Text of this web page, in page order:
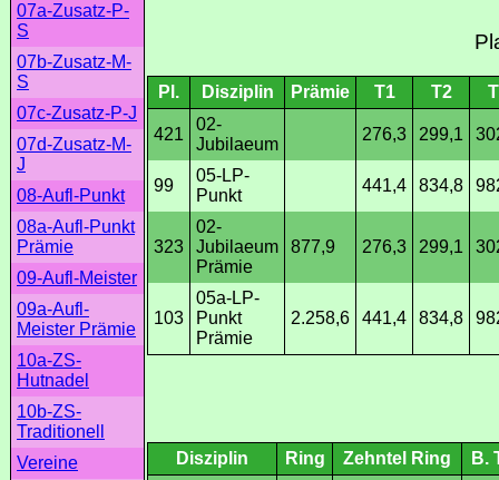
07a-Zusatz-P-
S
07b-Zusatz-M-
S
07c-Zusatz-P-J
07d-Zusatz-M-
J
08-Aufl-Punkt
08a-Aufl-Punkt
Prämie
09-Aufl-Meister
09a-Aufl-
Meister Prämie
10a-ZS-
Hutnadel
10b-ZS-
Traditionell
Vereine
Pl. Disziplin Prämie T1 T2
421
02-
Jubilaeum
276,3 299,1
99
05-LP-
Punkt
441,4 834,8
323
02-
Jubilaeum
Prämie
877,9 276,3 299,1
103
05a-LP-
Punkt
Prämie
2.258,6 441,4 834,8
Disziplin Ring Zehntel Ring
B.